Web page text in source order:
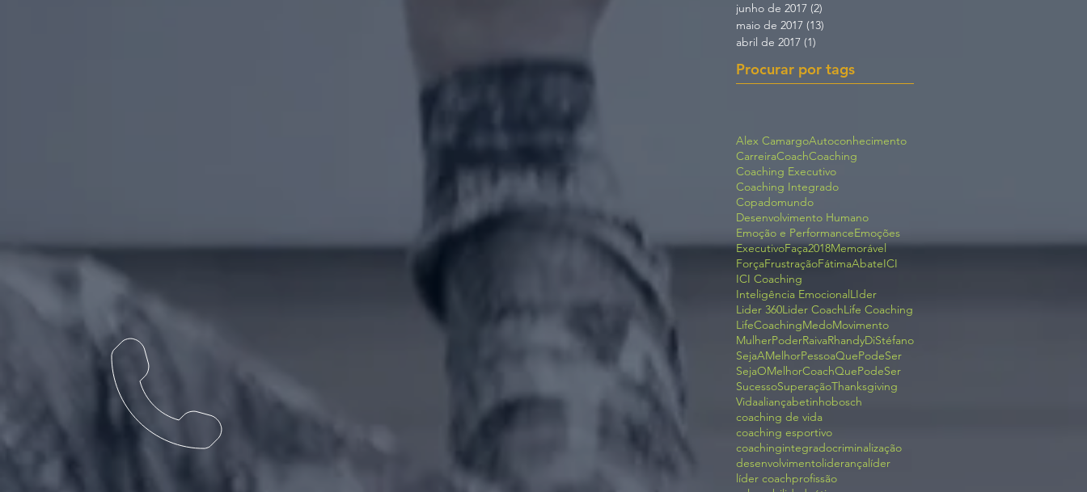
junho de 2017 (2)
maio de 2017 (13)
abril de 2017 (1)
Procurar por tags
Alex CamargoAutoconhecimento
CarreiraCoachCoaching
Coaching Executivo
Coaching Integrado
Copadomundo
Desenvolvimento Humano
Emoção e PerformanceEmoções
ExecutivoFaça2018Memorável
ForçaFrustraçãoFátimaAbateICI
ICI Coaching
Inteligência EmocionalLIder
Lider 360Lider CoachLife Coaching
LifeCoachingMedoMovimento
MulherPoderRaivaRhandyDiStéfano
SejaAMelhorPessoaQuePodeSer
SejaOMelhorCoachQuePodeSer
SucessoSuperaçãoThanksgiving
Vidaaliançabetinhobosch
coaching de vida
coaching esportivo
coachingintegradocriminalização
desenvolvimentoliderançalíder
líder coachprofissão